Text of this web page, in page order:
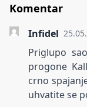
Komentar
Infidel
Priglupo
progone
crno
uhvatite se